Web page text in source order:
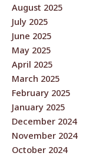
August 2025
July 2025
June 2025
May 2025
April 2025
March 2025
February 2025
January 2025
December 2024
November 2024
October 2024